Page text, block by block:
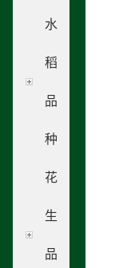
水
稻
品
种
花
生
品